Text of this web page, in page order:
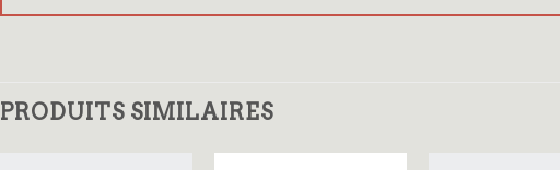
PRODUITS SIMILAIRES